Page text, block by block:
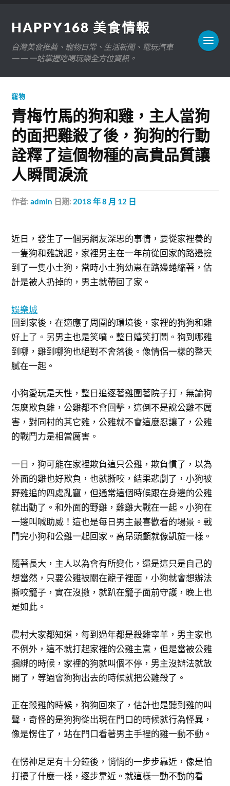
HAPPY168 美食情報
台灣美食推薦、寵物日常、生活新聞、電玩汽車
——一站掌握吃喝玩樂全方位資訊。
寵物
青梅竹馬的狗和雞，主人當狗
的面把雞殺了後，狗狗的行動
詮釋了這個物種的高貴品質讓
人瞬間淚流
作者:admin 日期: 2018 年 8 月 12 日
近日，發生了一個另網友深思的事情，要從家裡養的
一隻狗和雞說起，家裡男主在一年前從回家的路邊撿
到了一隻小土狗，當時小土狗幼崽在路邊蜷縮著，估
計是被人扔掉的，男主就帶回了家。
娛樂城
回到家後，在適應了周圍的環境後，家裡的狗狗和雞
好上了。另男主也是笑噴。整日嬉笑打鬧。狗到哪雞
到哪，雞到哪狗也絕對不會落後。像情侶一樣的整天
膩在一起。
小狗愛玩是天性，整日追逐著雞圍著院子打，無論狗
怎麼欺負雞，公雞都不會回擊，這倒不是說公雞不厲
害，對同村的其它雞，公雞就不會這麼忍讓了，公雞
的戰鬥力是相當厲害。
一日，狗可能在家裡欺負這只公雞，欺負慣了，以為
外面的雞也好欺負，也就撕咬，結果悲劇了，小狗被
野雞追的四處亂竄，但通常這個時候跟在身邊的公雞
就出動了。和外面的野雞，雞雞大戰在一起。小狗在
一邊叫喊助威！這也是每日男主最喜歡看的場景。戰
鬥完小狗和公雞一起回家。高昂頭顱就像凱旋一樣。
隨著長大，主人以為會有所變化，還是這只是自己的
想當然，只要公雞被關在籠子裡面，小狗就會想辦法
撕咬籠子，實在沒撤，就趴在籠子面前守護，晚上也
是如此。
農村大家都知道，每到過年都是殺雞宰羊，男主家也
不例外，這不就打起家裡的公雞主意，但是當被公雞
捆綁的時候，家裡的狗就叫個不停，男主沒辦法就放
開了，等過會狗狗出去的時候就把公雞殺了。
正在殺雞的時候，狗狗回來了，估計也是聽到雞的叫
聲，奇怪的是狗狗從出現在門口的時候就行為怪異，
像是愣住了，站在門口看著男主手裡的雞一動不動。
在愣神足足有十分鐘後，悄悄的一步步靠近，像是怕
打擾了什麼一樣，逐步靠近。就這樣一動不動的看